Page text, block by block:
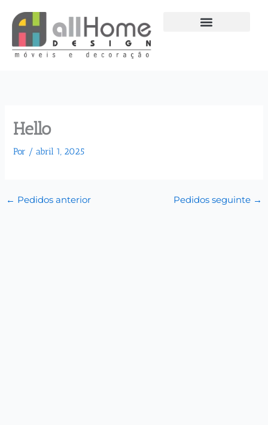
para
conteúdo
Hello
Por /abril 1, 2025
← Pedidos anterior Pedidos seguinte →